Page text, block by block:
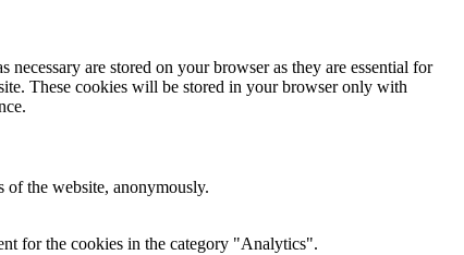
are stored on your browser as they are essential for
These cookies will be stored in your browser only with
of the website, anonymously.
for the cookies in the category "Analytics".